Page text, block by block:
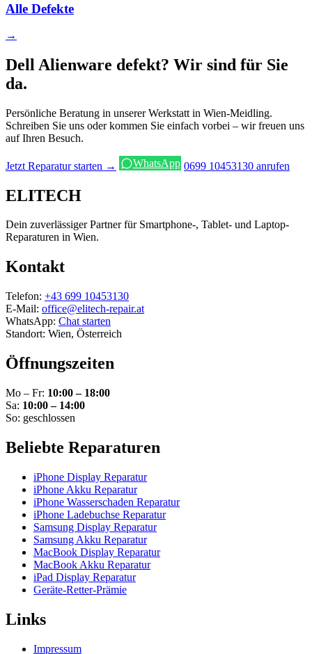
Alle Defekte
→
Dell Alienware defekt? Wir sind für Sie
da.
Persönliche Beratung in unserer Werkstatt in Wien-Meidling.
Schreiben Sie uns oder kommen Sie einfach vorbei – wir freuen uns
auf Ihren Besuch.
Jetzt Reparatur starten → WhatsApp 0699 10453130 anrufen
ELITECH
Dein zuverlässiger Partner für Smartphone-, Tablet- und Laptop-
Reparaturen in Wien.
Kontakt
Telefon: +43 699 10453130
E-Mail: office@elitech-repair.at
WhatsApp: Chat starten
Standort: Wien, Österreich
Öffnungszeiten
Mo – Fr: 10:00 – 18:00
Sa: 10:00 – 14:00
So: geschlossen
Beliebte Reparaturen
iPhone Display Reparatur
iPhone Akku Reparatur
iPhone Wasserschaden Reparatur
iPhone Ladebuchse Reparatur
Samsung Display Reparatur
Samsung Akku Reparatur
MacBook Display Reparatur
MacBook Akku Reparatur
iPad Display Reparatur
Geräte-Retter-Prämie
Links
Impressum